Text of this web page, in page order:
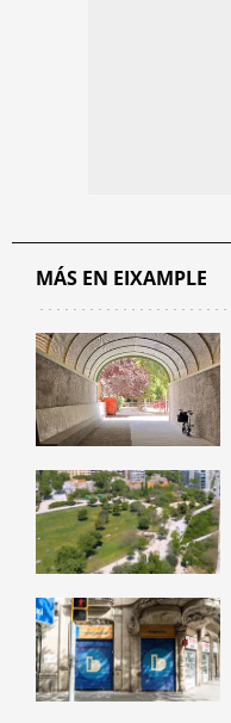
MÁS EN EIXAMPLE